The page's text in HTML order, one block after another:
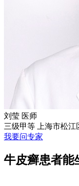
刘莹 医师
三级甲等
上海市松
我要问专家
牛皮癣患者能